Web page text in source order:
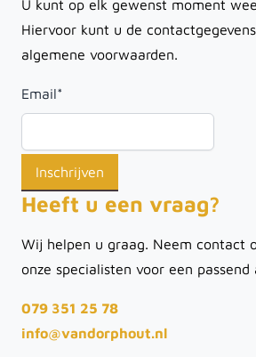
U kunt op elk gewenst moment
Hiervoor kunt u de
algemene voorwaarden.
Email*
Heeft u een vraag?
Wij helpen u graag. Neem contact
onze specialisten voor een passend
079 351 25 78
info@vandorphout.nl